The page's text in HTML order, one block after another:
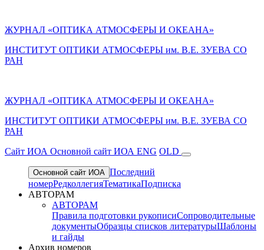
ЖУРНАЛ «ОПТИКА АТМОСФЕРЫ И ОКЕАНА»
ИНСТИТУТ ОПТИКИ АТМОСФЕРЫ им. В.Е. ЗУЕВА СО
РАН
ЖУРНАЛ «ОПТИКА АТМОСФЕРЫ И ОКЕАНА»
ИНСТИТУТ ОПТИКИ АТМОСФЕРЫ им. В.Е. ЗУЕВА СО
РАН
Cайт ИОА Основной сайт ИОА ENG OLD
Основной сайт ИОА Последний
номерРедколлегияТематикаПодписка
АВТОРАМ
АВТОРАМ
Правила подготовки рукописиСопроводительные
документыОбразцы списков литературыШаблоны
и гайды
Архив номеров